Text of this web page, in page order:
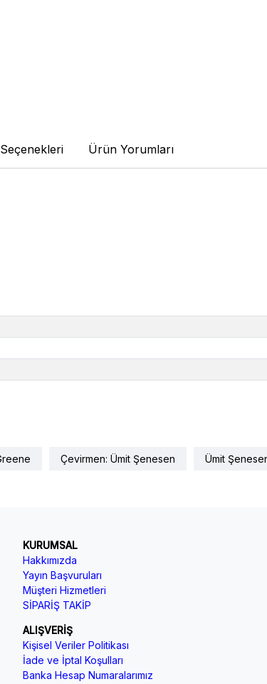
Ürün Yorumları
Çevirmen: Ümit Şenesen Ümit
KURUMSAL
Hakkımızda
Yayın Başvuruları
Müşteri Hizmetleri
SİPARİŞ TAKİP
ALIŞVERİŞ
Kişisel Veriler Politikası
İade ve İptal Koşulları
Banka Hesap Numaralarımız